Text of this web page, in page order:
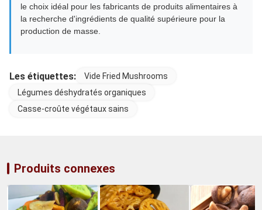
le choix idéal pour les fabricants de produits alimentaires à
la recherche d'ingrédients de qualité supérieure pour la
production de masse.
Les étiquettes:
Vide Fried Mushrooms
Légumes déshydratés organiques
Casse-croûte végétaux sains
Produits connexes